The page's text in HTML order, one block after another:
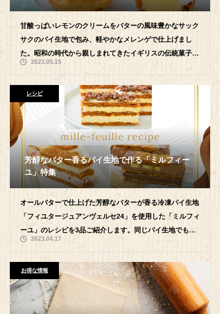
甘酸っぱいレモンのクリームをバターの風味豊かなサック
サクのパイ生地で包み、軽やかなメレンゲで仕上げまし
た。昭和の時代から親しまれてきたイギリスの伝統菓子
「レモンパイ」を中山シェフのエッセンスを
2023.05.15
レシピ
芳醇なバター香るパイ生地で作る「ミルフィー
ユ」特集
オールバターで仕上げた芳醇なバターが香る冷凍パイ生地
「フィユタージュアンヴェルセ24」を使用した「ミルフィ
ーユ」のレシピを3品ご紹介します。同じパイ生地でも、
組み合わせる素材や仕上げ方を変える
2023.04.17
お得な情報